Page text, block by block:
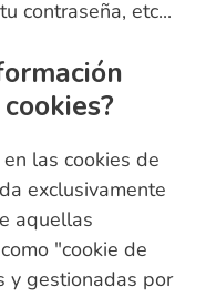
contraseña, etc...
las cookies de
exclusivamente
aquellas
"cookie de
y gestionadas por